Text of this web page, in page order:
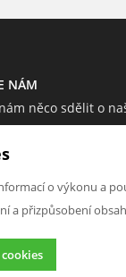
NÁM
něco sdělit o
napsat.
napsat zprávu
o výkonu a
a přizpůsobení